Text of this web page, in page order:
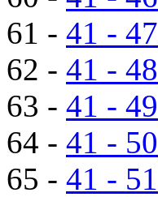
61 - 41 - 47
62 - 41 - 48
63 - 41 - 49
64 - 41 - 50
65 - 41 - 51